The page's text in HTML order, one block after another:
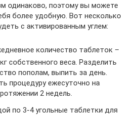
одинаково, поэтому вы можете
более удобную. Вот несколько
с активированным углем:
количество таблеток –
собственного веса. Разделить
пополам, выпить за день.
процедуру ежесуточно на
2 недель.
по 3-4 угольные таблетки для